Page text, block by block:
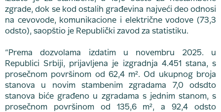
zgrade, dok se kod ostalih građevina najveći deo odnosi
na cevovode, komunikacione i električne vodove (73,3
odsto), saopštio je Republički zavod za statistiku.
“Prema dozvolama izdatim u novembru 2025. u
Republici Srbiji, prijavljena je izgradnja 4.451 stana, s
prosečnom površinom od 62,4 m². Od ukupnog broja
stanova u novim stambenim zgradama 7,0 odsdto
stanova biće građeno u zgradama s jednim stanom, s
prosečnom površinom od 135,6 m², a 92,4 odsto